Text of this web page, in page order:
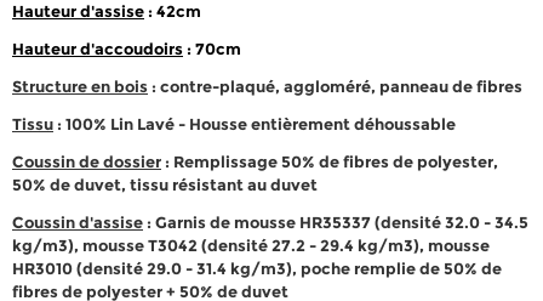
Hauteur d'assise : 42cm
Hauteur d'accoudoirs : 70cm
Structure en bois : contre-plaqué, aggloméré, panneau de fibres
Tissu : 100% Lin Lavé - Housse entièrement déhoussable
Coussin de dossier : Remplissage 50% de fibres de polyester,
50% de duvet, tissu résistant au duvet
Coussin d'assise : Garnis de mousse HR35337 (densité 32.0 - 34.5
kg/m3), mousse T3042 (densité 27.2 - 29.4 kg/m3), mousse
HR3010 (densité 29.0 - 31.4 kg/m3), poche remplie de 50% de
fibres de polyester + 50% de duvet